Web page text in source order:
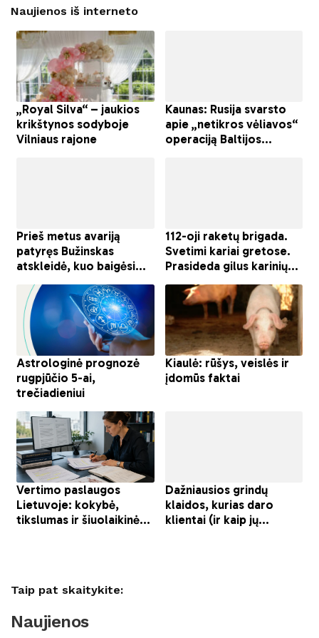
Naujienos iš interneto
Taip pat skaitykite:
Naujienos